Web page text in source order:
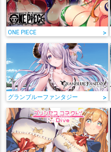
ONE PIECE >
グランブルーファンタジー >